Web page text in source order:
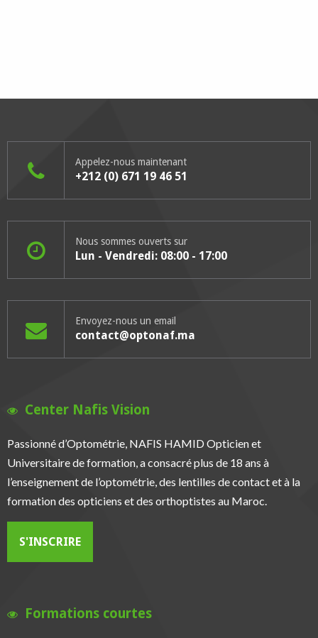
Appelez-nous maintenant
+212 (0) 671 19 46 51
Nous sommes ouverts sur
Lun - Vendredi: 08:00 - 17:00
Envoyez-nous un email
contact@optonaf.ma
Center Nafis Vision
Passionné d’Optométrie, NAFIS HAMID Opticien et
Universitaire de formation, a consacré plus de 18 ans à
l’enseignement de l’optométrie, des lentilles de contact et à la
formation des opticiens et des orthoptistes au Maroc.
S'INSCRIRE
Formations courtes